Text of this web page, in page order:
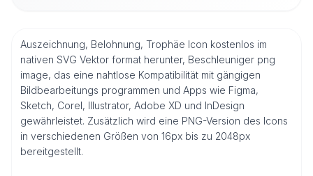
Auszeichnung, Belohnung, Trophäe Icon kostenlos im
nativen SVG Vektor format herunter, Beschleuniger png
image, das eine nahtlose Kompatibilität mit gängigen
Bildbearbeitungs programmen und Apps wie Figma,
Sketch, Corel, Illustrator, Adobe XD und InDesign
gewährleistet. Zusätzlich wird eine PNG-Version des Icons
in verschiedenen Größen von 16px bis zu 2048px
bereitgestellt.